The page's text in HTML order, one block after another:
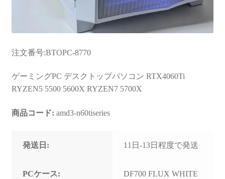
注文番号:BTOPC-8770
ゲーミングPC デスクトップパソコン RTX4060Ti
RYZEN5 5500 5600X RYZEN7 5700X
商品コード: amd3-n60tiseries
発送日: 11日-13日程度で発送
PCケース:
DF700 FLUX WHITE